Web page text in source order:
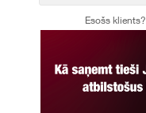
Esošs klients?